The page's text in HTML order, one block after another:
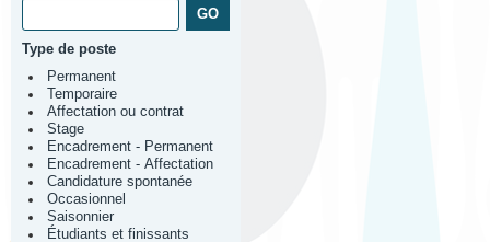
Type de poste
Permanent
Temporaire
Affectation ou contrat
Stage
Encadrement - Permanent
Encadrement - Affectation
Candidature spontanée
Occasionnel
Saisonnier
Étudiants et finissants